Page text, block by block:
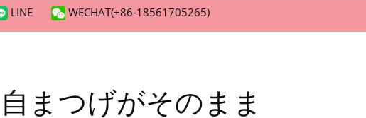
LINE WECHAT(+86-18561705265)
自まつげがそのまま